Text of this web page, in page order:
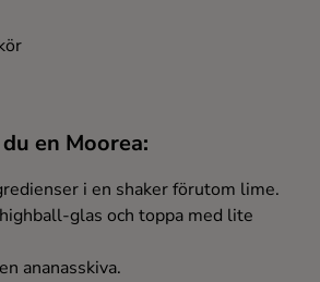
en Moorea:
i en shaker förutom lime.
glas och toppa med lite
ananasskiva.